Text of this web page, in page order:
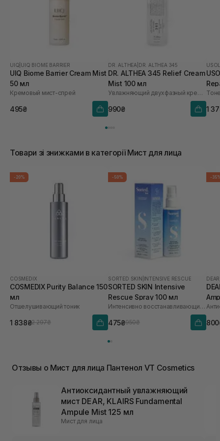
UIQ UIQ BIOME BARRIER
UIQ Biome Barrier Cream Mist
50 мл
Кремовый мист-спрей
495₴
DR. ALTHEA DR. ALTHEA 345
DR. ALTHEA 345 Relief Cream
Mist 100 мл
Увлажняющий двухфазный крем-спрей для лица
990₴ 1
Товари зі знижками в категорії Мист для лица
-20%
COSMEDIX
COSMEDIX Purity Balance 150
мл
Отшелушивающий тоник
1 838₴2 297₴
-50%
SORTED SKIN INTENSIVE RESCUE
SORTED SKIN Intensive
Rescue Spray 100 мл
Интенсивно восстанавливающий спрей для кожи
475₴950₴
-
Отзывы о Мист для лица Пантенол VT Cosmetics
Антиоксидантный увлажняющий
мист DEAR, KLAIRS Fundamental
Ampule Mist 125 мл
Мист для лица